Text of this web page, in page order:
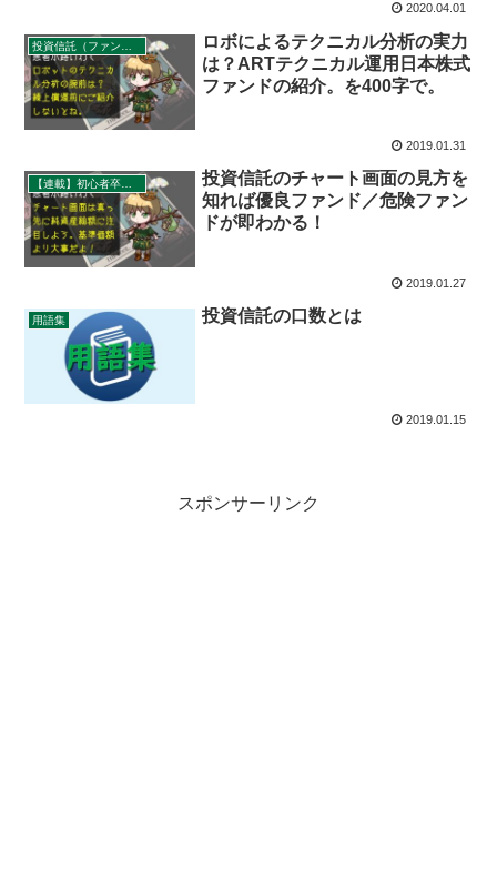
2020.04.01
ロボによるテクニカル分析の実力
は？ARTテクニカル運用日本株式
ファンドの紹介。を400字で。
2019.01.31
【連載】初心者卒業計画
投資信託のチャート画面の見方を
知れば優良ファンド／危険ファン
ドが即わかる！
2019.01.27
用語集 投資信託の口数とは
2019.01.15
スポンサーリンク